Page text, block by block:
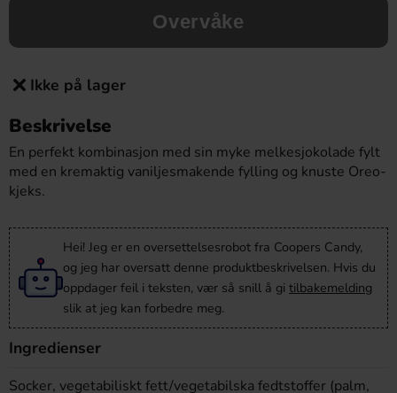
Overvåke
Ikke på lager
Beskrivelse
En perfekt kombinasjon med sin myke melkesjokolade fylt
med en kremaktig vaniljesmakende fylling og knuste Oreo-
kjeks.
Hei! Jeg er en oversettelsesrobot fra Coopers Candy,
og jeg har oversatt denne produktbeskrivelsen. Hvis du
oppdager feil i teksten, vær så snill å gi tilbakemelding
slik at jeg kan forbedre meg.
Ingredienser
Socker, vegetabiliskt fett/vegetabilska fedtstoffer (palm,